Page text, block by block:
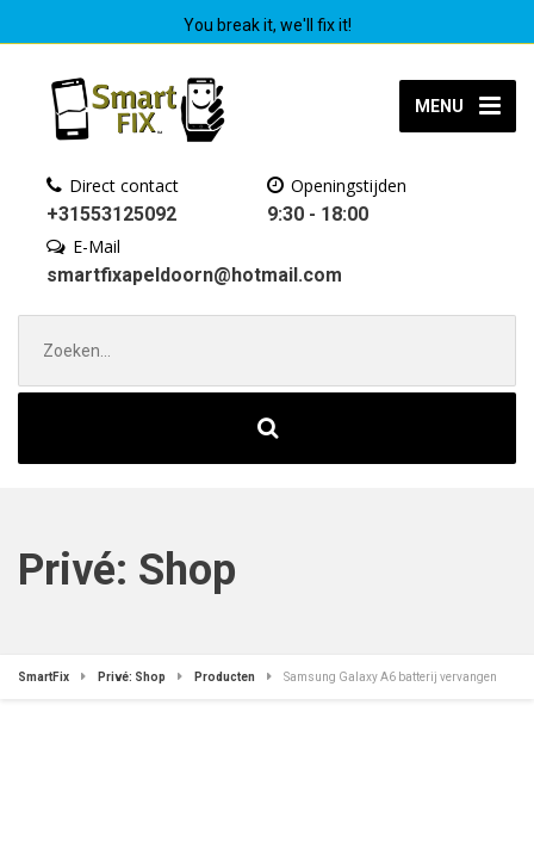
You break it, we'll fix it!
MENU
Direct contact
+31553125092
Openingstijden
9:30 - 18:00
E-Mail
smartfixapeldoorn@hotmail.com
naar:
Privé: Shop
SmartFix Privé: Shop Producten Samsung Galaxy A6 batterij vervangen